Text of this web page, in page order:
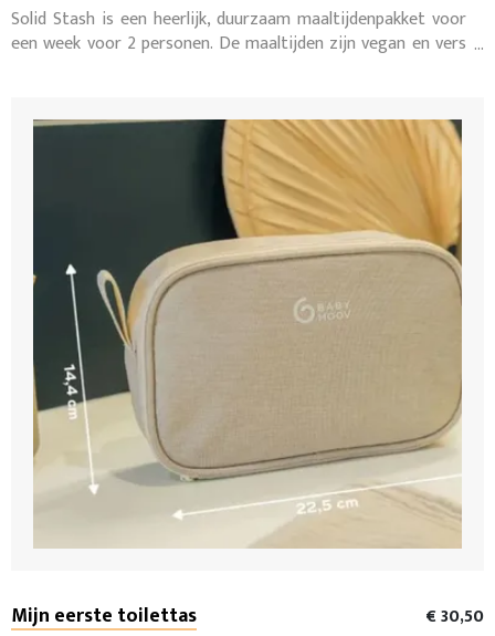
Solid Stash is een heerlijk, duurzaam maaltijdenpakket voor
een week voor 2 personen. De maaltijden zijn vegan en vers
afhaalpunten.
Mijn eerste toilettas
€ 30,50